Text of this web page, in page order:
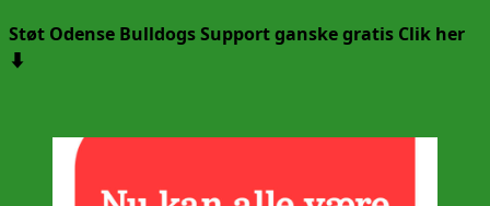
Støt Odense Bulldogs Support ganske gratis Clik her
⬇️